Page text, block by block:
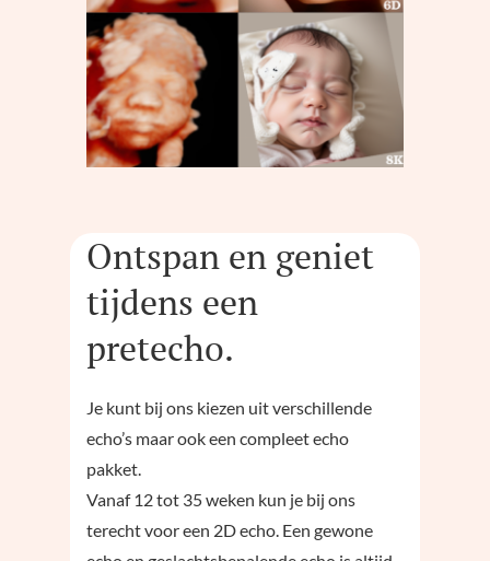
Ontspan en geniet
tijdens een
pretecho.
Je kunt bij ons kiezen uit verschillende
echo’s maar ook een compleet echo
pakket.
Vanaf 12 tot 35 weken kun je bij ons
terecht voor een 2D echo. Een gewone